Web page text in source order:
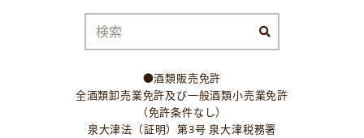
●酒類販売免許
全酒類卸売業免許及び一般酒類小売業免許
（免許条件なし）
泉大津法（証明）第3号 泉大津税務署